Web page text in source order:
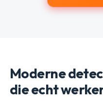
Moderne
die echt